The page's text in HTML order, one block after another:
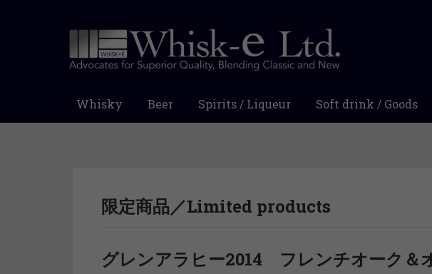
Whisky Beer Spirits / Liqueur Soft drink / Goods
限定商品／Limited products
グレンアラヒー2014 フレンチオーク＆